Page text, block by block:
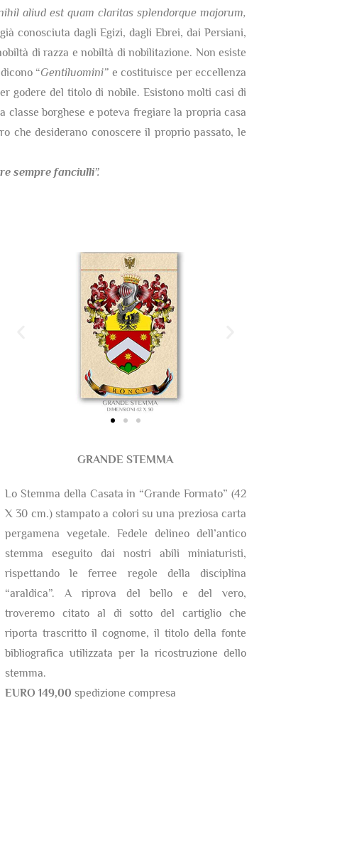
aliud est quam claritas splendorque majorum,
conosciuta dagli Egizi, dagli Ebrei, dai Persiani,
di razza e nobiltà di nobilitazione. Non esiste
“Gentiluomini” e costituisce per eccellenza
godere del titolo di nobile. Esistono molti casi di
borghese e poteva fregiare la propria casa
che desiderano conoscere il proprio passato, le
sempre fanciulli”.
GRANDE STEMMA
Lo Stemma della Casata in “Grande Formato” (42
X 30 cm.) stampato a colori su una preziosa carta
pergamena vegetale. Fedele delineo dell’antico
stemma eseguito dai nostri abili miniaturisti,
rispettando le ferree regole della disciplina
“araldica”. A riprova del bello e del vero,
troveremo citato al di sotto del cartiglio che
riporta trascritto il cognome, il titolo della fonte
bibliografica utilizzata per la ricostruzione dello
stemma.
EURO 149,00 spedizione compresa